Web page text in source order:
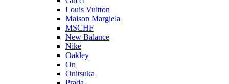
Louis Vuitton
Maison Margiela
MSCHF
New Balance
Nike
Oakley
On
Onitsuka